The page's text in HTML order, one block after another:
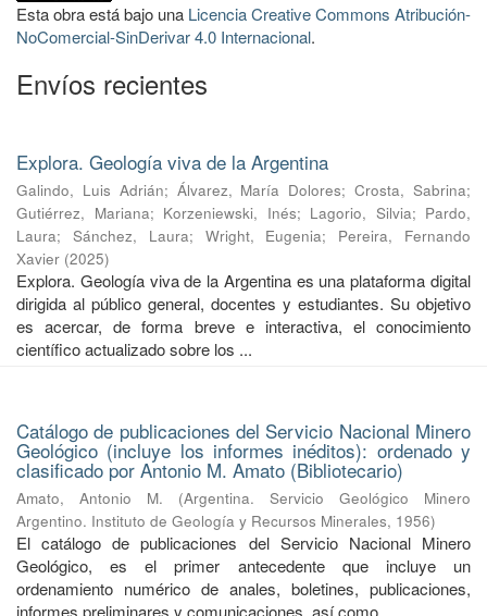
Esta obra está bajo una Licencia Creative Commons Atribución-
NoComercial-SinDerivar 4.0 Internacional.
Envíos recientes
Explora. Geología viva de la Argentina
Galindo, Luis Adrián; Álvarez, María Dolores;Crosta, Sabrina;
Gutiérrez, Mariana; Korzeniewski, Inés; Lagorio, Silvia; Pardo,
Laura; Sánchez, Laura; Wright, Eugenia; Pereira, Fernando
Xavier (2025)
Explora. Geología viva de la Argentina es una plataforma digital
dirigida al público general, docentes y estudiantes. Su objetivo
es acercar, de forma breve e interactiva, el conocimiento
científico actualizado sobre los ...
Catálogo de publicaciones del Servicio Nacional Minero
Geológico (incluye los informes inéditos): ordenado y
clasificado por Antonio M. Amato (Bibliotecario)
Amato, Antonio M. (Argentina. Servicio Geológico Minero
Argentino. Instituto de Geología y Recursos Minerales, 1956)
El catálogo de publicaciones del Servicio Nacional Minero
Geológico, es el primer antecedente que incluye un
ordenamiento numérico de anales, boletines, publicaciones,
informes preliminares y comunicaciones, así como ...